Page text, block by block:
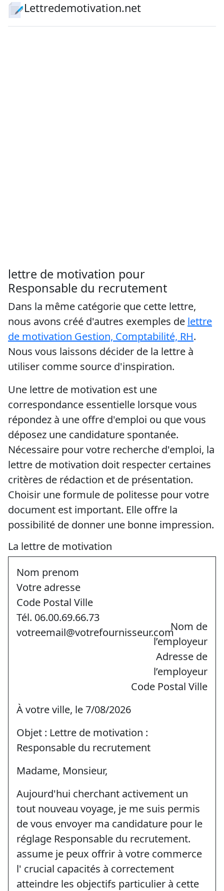
Lettredemotivation.net
lettre de motivation pour
Responsable du recrutement
Dans la même catégorie que cette lettre,
nous avons créé d'autres exemples de lettre
de motivation Gestion, Comptabilité, RH.
Nous vous laissons décider de la lettre à
utiliser comme source d'inspiration.
Une lettre de motivation est une
correspondance essentielle lorsque vous
répondez à une offre d'emploi ou que vous
déposez une candidature spontanée.
Nécessaire pour votre recherche d'emploi, la
lettre de motivation doit respecter certaines
critères de rédaction et de présentation.
Choisir une formule de politesse pour votre
document est important. Elle offre la
possibilité de donner une bonne impression.
La lettre de motivation
Nom prenom
Votre adresse
Code Postal Ville
Tél. 06.00.69.66.73
votreemail@votrefournisseur.comNom de
l’employeur
Adresse de
l’employeur
Code Postal Ville
À votre ville, le 7/08/2026
Objet : Lettre de motivation :
Responsable du recrutement
Madame, Monsieur,
Aujourd'hui cherchant activement un
tout nouveau voyage, je me suis permis
de vous envoyer ma candidature pour le
réglage Responsable du recrutement.
assume je peux offrir à votre commerce
l' crucial capacités à correctement
atteindre les objectifs particulier à cette